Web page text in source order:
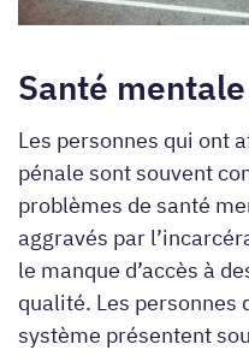
Santé
Les personnes qui ont
pénale sont souvent
problèmes de santé
aggravés par
le manque d’accès à
qualité. Les personnes
système présentent